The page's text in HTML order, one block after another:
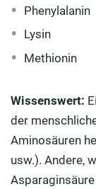
Phenylalanin
Lysin
Methionin
Wissenswert:
der
Aminosäuren
usw.). Andere,